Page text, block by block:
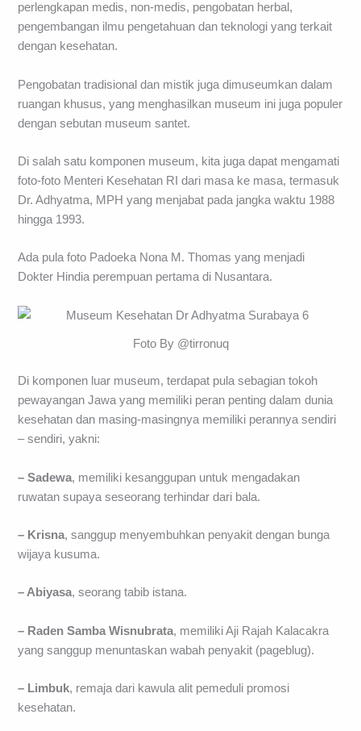
perlengkapan medis, non-medis, pengobatan herbal,
pengembangan ilmu pengetahuan dan teknologi yang terkait
dengan kesehatan.
Pengobatan tradisional dan mistik juga dimuseumkan dalam
ruangan khusus, yang menghasilkan museum ini juga populer
dengan sebutan museum santet.
Di salah satu komponen museum, kita juga dapat mengamati
foto-foto Menteri Kesehatan RI dari masa ke masa, termasuk
Dr. Adhyatma, MPH yang menjabat pada jangka waktu 1988
hingga 1993.
Ada pula foto Padoeka Nona M. Thomas yang menjadi
Dokter Hindia perempuan pertama di Nusantara.
Foto By @tirronuq
Di komponen luar museum, terdapat pula sebagian tokoh
pewayangan Jawa yang memiliki peran penting dalam dunia
kesehatan dan masing-masingnya memiliki perannya sendiri
– sendiri, yakni:
– Sadewa, memiliki kesanggupan untuk mengadakan
ruwatan supaya seseorang terhindar dari bala.
– Krisna, sanggup menyembuhkan penyakit dengan bunga
wijaya kusuma.
– Abiyasa, seorang tabib istana.
– Raden Samba Wisnubrata, memiliki Aji Rajah Kalacakra
yang sanggup menuntaskan wabah penyakit (pageblug).
– Limbuk, remaja dari kawula alit pemeduli promosi
kesehatan.